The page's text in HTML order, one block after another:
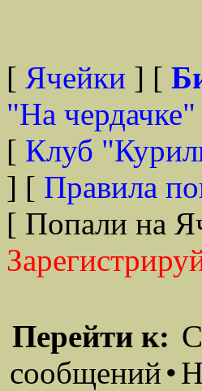
[ Ячейки ] [
"На
[ Клуб
] [ Правила
[ Попали на
Перейти к:
сообщений•